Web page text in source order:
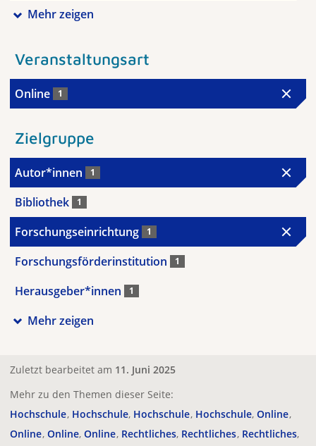
Mehr zeigen
Veranstaltungsart
Online 1
Zielgruppe
Autor*innen 1
Bibliothek 1
Forschungseinrichtung 1
Forschungsförderinstitution 1
Herausgeber*innen 1
Mehr zeigen
Zuletzt bearbeitet am 11. Juni 2025
Mehr zu den Themen dieser Seite:
Hochschule Hochschule Hochschule Hochschule Online
Online Online Online Rechtliches Rechtliches Rechtliches